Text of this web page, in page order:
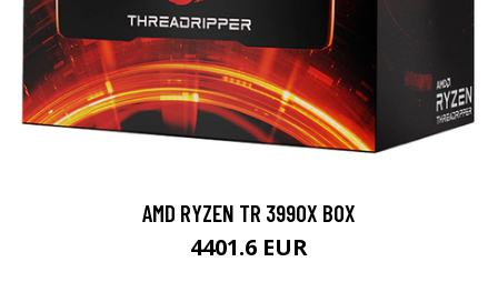
AMD RYZEN TR 3990X BOX
4401.6 EUR